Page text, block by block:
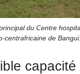
du Centre
centrafricaine de
capacité